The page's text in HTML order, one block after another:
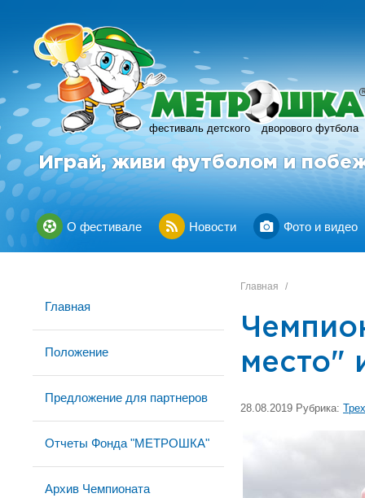
фестиваль детского дворового футбола
R
Играй, живи футболом и
О фестивале Новости Фото и видео
Главная
Положение
Предложение для партнеров
Отчеты Фонда "МЕТРОШКА"
Архив Чемпионата
Главная /
место"
28.08.2019 Рубрика: